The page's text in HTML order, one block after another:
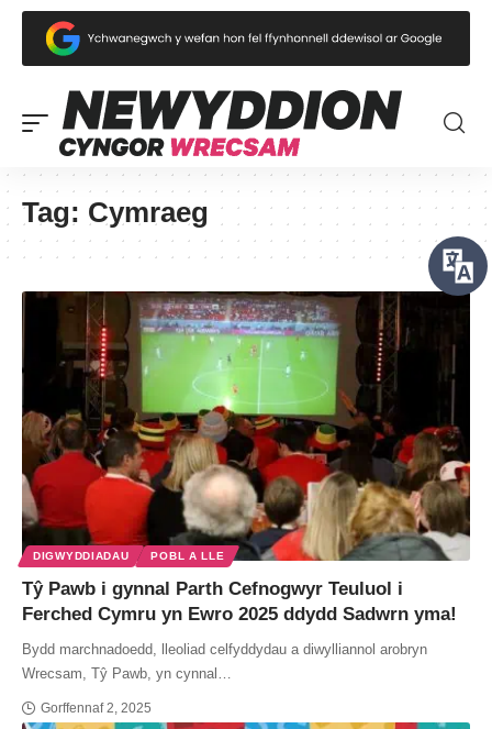
Tag: Cymraeg
DIGWYDDIADAU POBL A LLE
Tŷ Pawb i gynnal Parth Cefnogwyr Teuluol i
Ferched Cymru yn Ewro 2025 ddydd Sadwrn yma!
Bydd marchnadoedd, lleoliad celfyddydau a diwylliannol arobryn
Wrecsam, Tŷ Pawb, yn cynnal…
Gorffennaf 2, 2025